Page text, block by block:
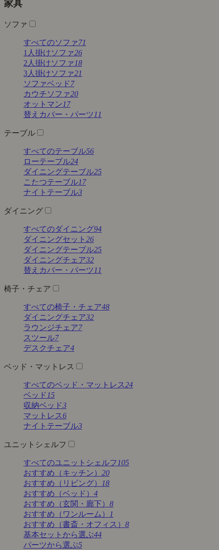
家具
ソファ
すべてのソファ71
1人掛けソファ26
2人掛けソファ 18
3人掛けソファ21
ソファベッド7
カウチソファ20
オットマン17
替えカバー・パーツ 11
テーブル
すべてのテーブル56
ローテーブル24
ダイニングテーブル25
こたつテーブル17
ナイトテーブル3
ダイニング
すべてのダイニング94
ダイニングセット 26
ダイニングテーブル25
ダイニングチェア32
替えカバー・パーツ 11
椅子・チェア
すべての椅子・チェア48
ダイニングチェア32
ラウンジチェア7
スツール7
デスクチェア4
ベッド・マットレス
すべてのベッド・マットレス24
ベッド 15
収納ベッド3
マットレス6
ナイトテーブル3
ユニットシェルフ
すべてのユニットシェルフ 105
おすすめ（キッチン） 20
おすすめ（リビング）
18
おすすめ（ベッド） 4
おすすめ（玄関・廊下） 8
おすすめ（ワンルーム）
1
おすすめ（書斎・オフィス） 8
基本セットから選ぶ44
パーツから選ぶ5